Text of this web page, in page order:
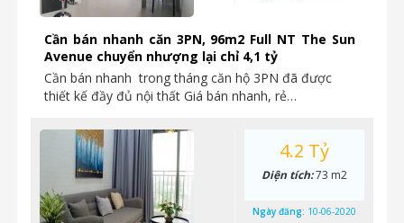
Cần bán nhanh căn 3PN, 96m2 Full NT The Sun
Avenue chuyển nhượng lại chỉ 4,1 tỷ
Cần bán nhanh trong tháng căn hộ 3PN đã được
thiết kế đầy đủ nội thất Giá bán nhanh, rẻ…
4.2 Tỷ
Diện tích:73 m2
Ngày đăng: 10-06-2020